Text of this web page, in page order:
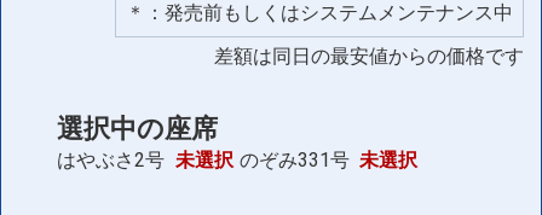
＊：発売前もしくはシステムメンテナンス中
差額は同日の最安値からの価格です
選択中の座席
はやぶさ2号 未選択 のぞみ331号 未選択